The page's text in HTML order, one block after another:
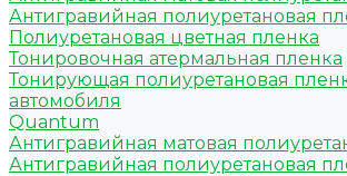
Антигравийная полиуретановая
Полиуретановая цветная пленка
Тонировочная атермальная пленка
Тонирующая полиуретановая
автомобиля
Quantum
Антигравийная матовая
Антигравийная полиуретановая